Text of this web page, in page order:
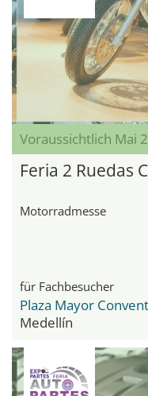
Voraussichtlich Mai
Feria 2 Ruedas
Motorradmesse
für Fachbesucher
Medellín